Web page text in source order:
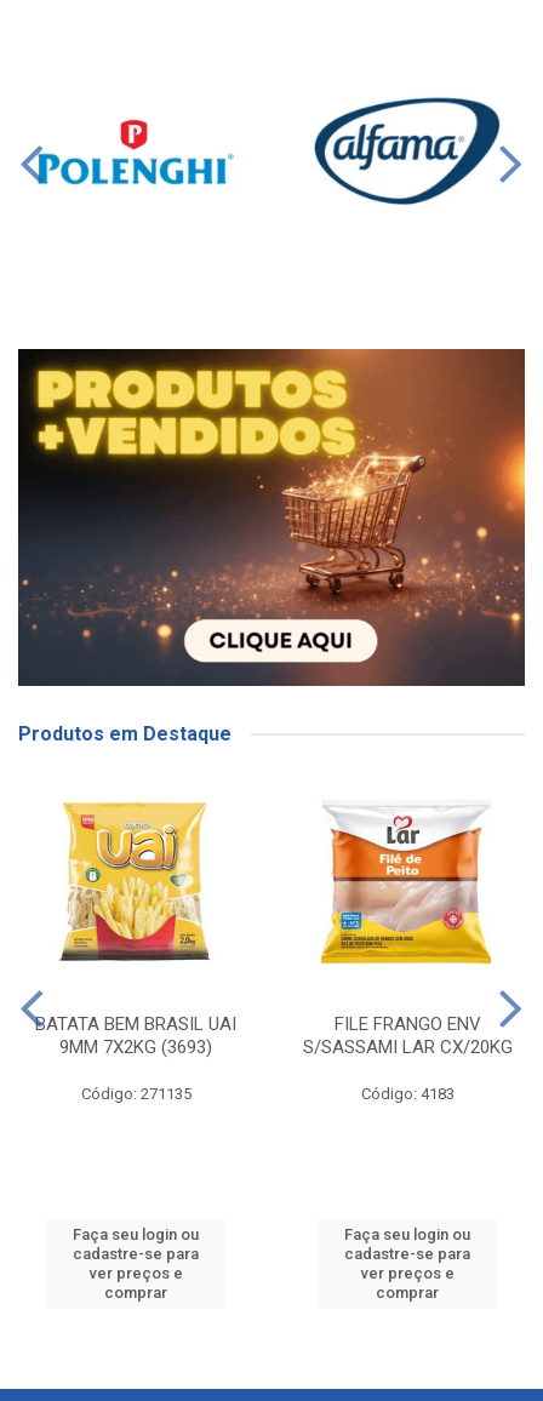
Produtos em Destaque
BATATA BEM BRASIL UAI
9MM 7X2KG (3693)
Código: 271135
Faça seu login ou
cadastre-se para
ver preços e
comprar
FILE FRANGO ENV
S/SASSAMI LAR CX/20KG
Código: 4183
Faça seu login ou
cadastre-se para
ver preços e
comprar